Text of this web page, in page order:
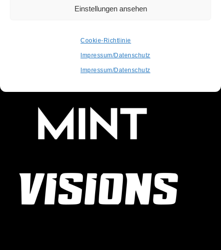
Einstellungen ansehen
Cookie-Richtlinie
Impressum/Datenschutz
Impressum/Datenschutz